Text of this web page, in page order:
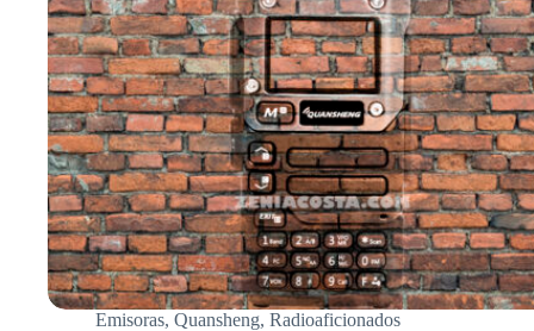
Emisoras, Quansheng, Radioaficionados